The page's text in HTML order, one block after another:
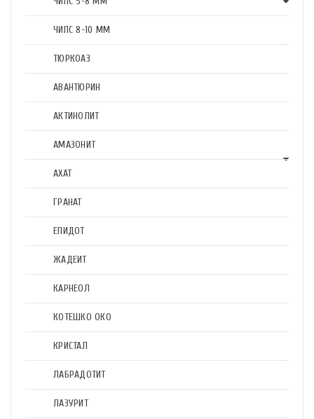
ЧИПС 8-10 ММ
ТЮРКОАЗ
АВАНТЮРИН
АКТИНОЛИТ
АМАЗОНИТ
АХАТ
ГРАНАТ
ЕПИДОТ
ЖАДЕИТ
КАРНЕОЛ
КОТЕШКО ОКО
КРИСТАЛ
ЛАБРАДОТИТ
ЛАЗУРИТ